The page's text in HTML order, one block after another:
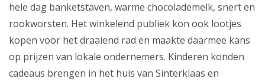
hele dag banketstaven, warme chocolademelk, snert en
rookworsten. Het winkelend publiek kon ook lootjes
kopen voor het draaiend rad en maakte daarmee kans
op prijzen van lokale ondernemers. Kinderen konden
cadeaus brengen in het huis van Sinterklaas en